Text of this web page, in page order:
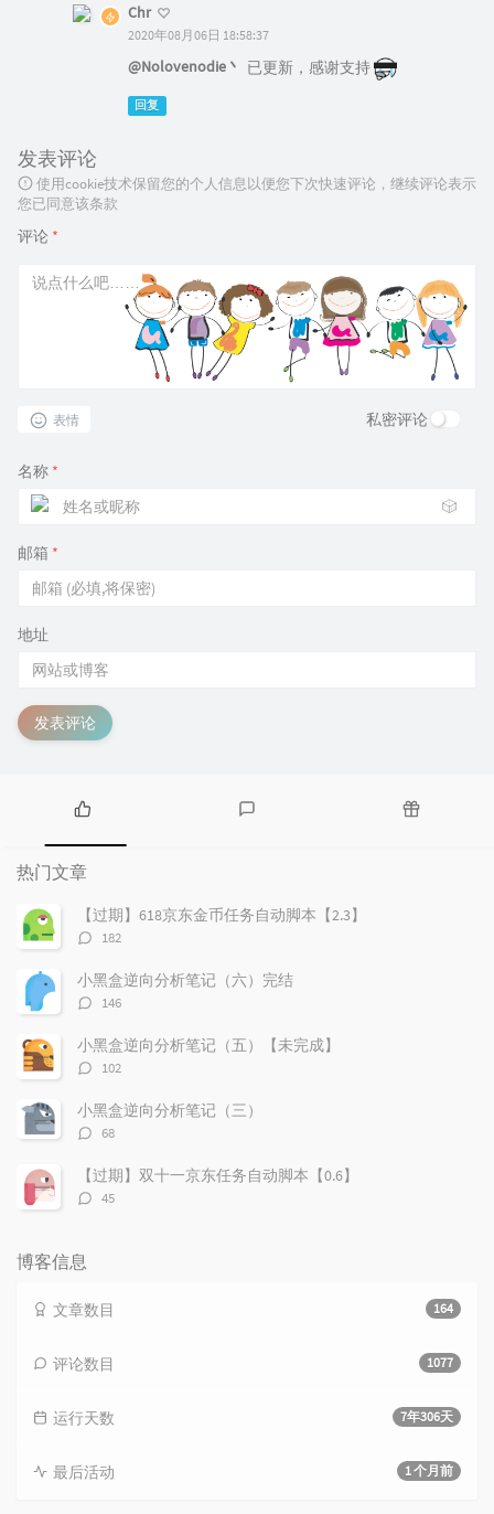
Chr
2020年08月06日 18:58:37
@Nolovenodie丶 已更新，感谢支持
回复
发表评论
使用cookie技术保留您的个人信息以便您下次快速评论，继续评论表示
您已同意该条款
评论 *
表情 私密评论
名称 *
🎲
邮箱 *
地址
发表评论
热
门
文
章
论
热门文章
【过期】618京东金币任务自动脚本【2.3】
评
数：
182
小黑盒逆向分析笔记（六）完结
评
数：
146
小黑盒逆向分析笔记（五）【未完成】
评
数：
102
小黑盒逆向分析笔记（三）
评
数：
68
【过期】双十一京东任务自动脚本【0.6】
评
45
博客信息
164
文章数目
1077
评论数目
7年306天
运行天数
1 个月前
最后活动